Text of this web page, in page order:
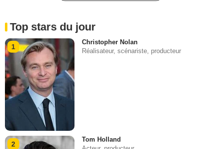
Top stars du jour
1
Christopher Nolan
Réalisateur, scénariste, producteur
2
Tom Holland